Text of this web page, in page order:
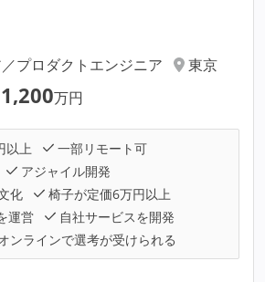
プロダクトエンジニア
東京
1,200万円
以上
一部リモート可
アジャイル開発
化
椅子が定価6万円以上
運営
自社サービスを開発
ンラインで選考が受けられる